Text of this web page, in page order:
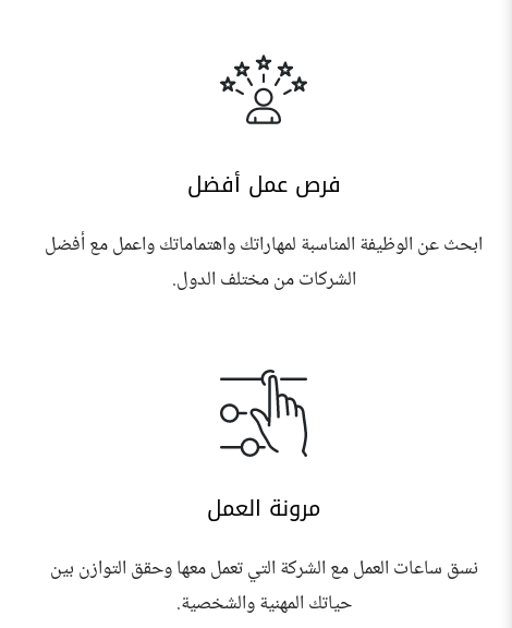
فرص عمل أفضل
ابحث عن الوظيفة المناسبة لمهاراتك واهتماماتك واعمل مع أفضل
الشركات من مختلف الدول.
مرونة العمل
نسق ساعات العمل مع الشركة التي تعمل معها وحقق التوازن بين
حياتك المهنية والشخصية.